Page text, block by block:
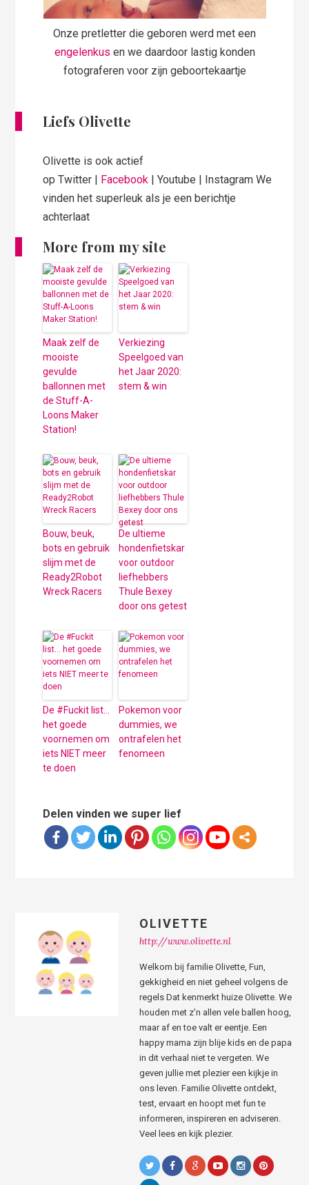
Onze pretletter die geboren werd met een
engelenkus en we daardoor lastig konden
fotograferen voor zijn geboortekaartje
Liefs Olivette
Olivette is ook actief
op Twitter | Facebook | Youtube | Instagram We
vinden het superleuk als je een berichtje
achterlaat
More from my site
Maak zelf de
mooiste
gevulde
ballonnen met
de Stuff-A-
Loons Maker
Station!
Verkiezing
Speelgoed van
het Jaar 2020:
stem & win
Bouw, beuk,
bots en gebruik
slijm met de
Ready2Robot
Wreck Racers
De ultieme
hondenfietskar
voor outdoor
liefhebbers
Thule Bexey
door ons getest
De #Fuckit list…
het goede
voornemen om
iets NIET meer
te doen
Pokemon voor
dummies, we
ontrafelen het
fenomeen
Delen vinden we super lief
OLIVETTE
http://www.olivette.nl
Welkom bij familie Olivette, Fun,
gekkigheid en niet geheel volgens de
regels Dat kenmerkt huize Olivette. We
houden met z’n allen vele ballen hoog,
maar af en toe valt er eentje. Een
happy mama zijn blije kids en de papa
in dit verhaal niet te vergeten. We
geven jullie met plezier een kijkje in
ons leven. Familie Olivette ontdekt,
test, ervaart en hoopt met fun te
informeren, inspireren en adviseren.
Veel lees en kijk plezier.